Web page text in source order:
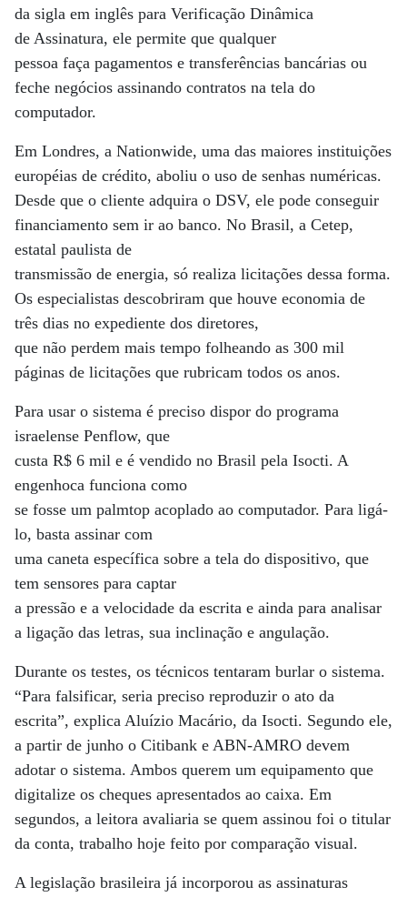
da sigla em inglês para Verificação Dinâmica
de Assinatura, ele permite que qualquer
pessoa faça pagamentos e transferências bancárias ou
feche negócios assinando contratos na tela do
computador.
Em Londres, a Nationwide, uma das maiores instituições
européias de crédito, aboliu o uso de senhas numéricas.
Desde que o cliente adquira o DSV, ele pode conseguir
financiamento sem ir ao banco. No Brasil, a Cetep,
estatal paulista de
transmissão de energia, só realiza licitações dessa forma.
Os especialistas descobriram que houve economia de
três dias no expediente dos diretores,
que não perdem mais tempo folheando as 300 mil
páginas de licitações que rubricam todos os anos.
Para usar o sistema é preciso dispor do programa
israelense Penflow, que
custa R$ 6 mil e é vendido no Brasil pela Isocti. A
engenhoca funciona como
se fosse um palmtop acoplado ao computador. Para ligá-
lo, basta assinar com
uma caneta específica sobre a tela do dispositivo, que
tem sensores para captar
a pressão e a velocidade da escrita e ainda para analisar
a ligação das letras, sua inclinação e angulação.
Durante os testes, os técnicos tentaram burlar o sistema.
“Para falsificar, seria preciso reproduzir o ato da
escrita”, explica Aluízio Macário, da Isocti. Segundo ele,
a partir de junho o Citibank e ABN-AMRO devem
adotar o sistema. Ambos querem um equipamento que
digitalize os cheques apresentados ao caixa. Em
segundos, a leitora avaliaria se quem assinou foi o titular
da conta, trabalho hoje feito por comparação visual.
A legislação brasileira já incorporou as assinaturas